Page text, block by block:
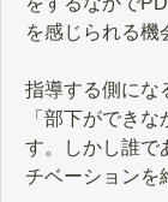
を感じられる機
指導する側にな
「部下ができ
す。しかし誰で
チベーションを